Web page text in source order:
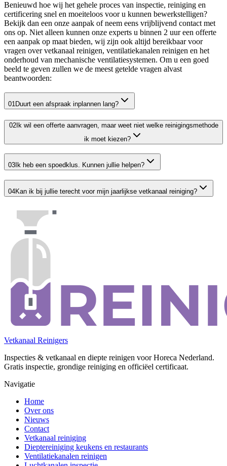
Benieuwd hoe wij het gehele proces van inspectie, reiniging en
certificering snel en moeiteloos voor u kunnen bewerkstelligen?
Bekijk dan een onze aanpak of neem eens vrijblijvend contact met
ons op. Niet alleen kunnen onze experts u binnen 2 uur een offerte
een aanpak op maat bieden, wij zijn ook altijd bereikbaar voor
vragen over vetkanaal reinigen, ventilatiekanalen reinigen en het
onderhoud van mechanische ventilatiesystemen. Om u een goed
beeld te geven zullen we de meest getelde vragen alvast
beantwoorden:
01 Duurt een afspraak inplannen lang?
02Ik wil een offerte aanvragen, maar weet niet welke reinigingsmethode
ik moet kiezen?
03 Ik heb een spoedklus. Kunnen jullie helpen?
04Kan ik bij jullie terecht voor mijn jaarlijkse vetkanaal reiniging?
Vetkanaal Reinigers
Inspecties & vetkanaal en diepte reinigen voor Horeca Nederland.
Gratis inspectie, grondige reiniging en officiëel certificaat.
Navigatie
Home
Over ons
Nieuws
Contact
Vetkanaal reiniging
Dieptereiniging keukens en restaurants
Ventilatiekanalen reinigen